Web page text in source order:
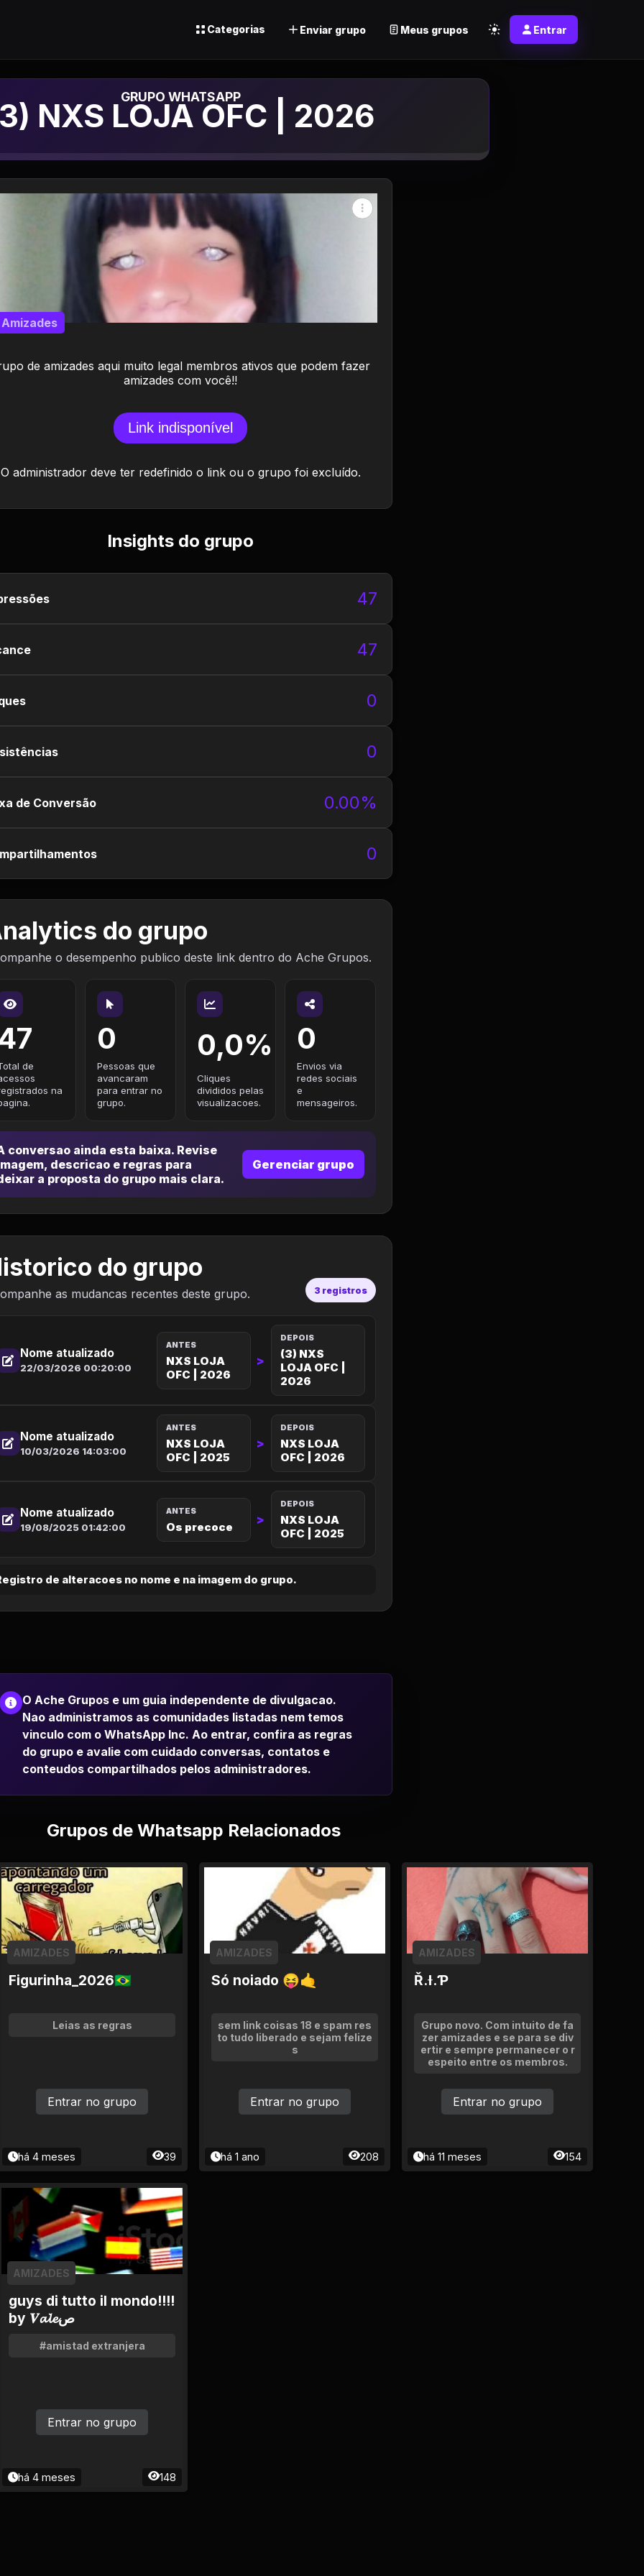
Categorias Enviar grupo Meus grupos Entrar
de Whatsapp
NXS LOJA OFC | 2026
de amizades aqui muito legal membros ativos que podem fazer
amizades com você!!
Amizades
Link indisponível
O administrador deve ter redefinido o link ou o grupo foi excluído.
Insights do grupo
47
47
0
0
de Conversão 0.00%
0
do grupo
o desempenho publico deste link dentro do Ache Grupos.
de
na
0
Pessoas que
avancaram
para entrar no
grupo.
0,0%
Cliques
divididos pelas
visualizacoes.
0
Envios via
redes sociais
e
mensageiros.
conversao ainda esta baixa. Revise
descricao e regras para
a proposta do grupo mais clara.
Gerenciar grupo
do grupo
as mudancas recentes deste grupo. 3 registros
Nome atualizado
22/03/2026 00:20:00
ANTES
NXS LOJA
OFC | 2026
>
DEPOIS
(3) NXS
LOJA OFC |
2026
Nome atualizado
10/03/2026 14:03:00
ANTES
NXS LOJA
OFC | 2025
>
DEPOIS
NXS LOJA
OFC | 2026
Nome atualizado
19/08/2025 01:42:00
ANTES
Os precoce >
DEPOIS
NXS LOJA
OFC | 2025
de alteracoes no nome e na imagem do grupo.
O Ache Grupos e um guia independente de divulgacao.
Nao administramos as comunidades listadas nem temos
vinculo com o WhatsApp Inc. Ao entrar, confira as regras
do grupo e avalie com cuidado conversas, contatos e
conteudos compartilhados pelos administradores.
Grupos de Whatsapp Relacionados
Figurinha_2026🇧🇷
AMIZADES
Leias as regras
há 4 meses 39
Entrar no grupo
Só noiado 😝🤙
AMIZADES
sem link coisas 18 e spam res
to tudo liberado e sejam felize
s
há 1 ano 208
Entrar no grupo
Ř.Ɨ.Ƥ
AMIZADES
Grupo novo. Com intuito de fa
zer amizades e se para se div
ertir e sempre permanecer o r
espeito entre os membros.
há 11 meses 154
Entrar no grupo
guys di tutto il mondo!!!!
by 𝑽𝓪𝓵𝓮ص
AMIZADES
#amistad extranjera
há 4 meses 148
Entrar no grupo